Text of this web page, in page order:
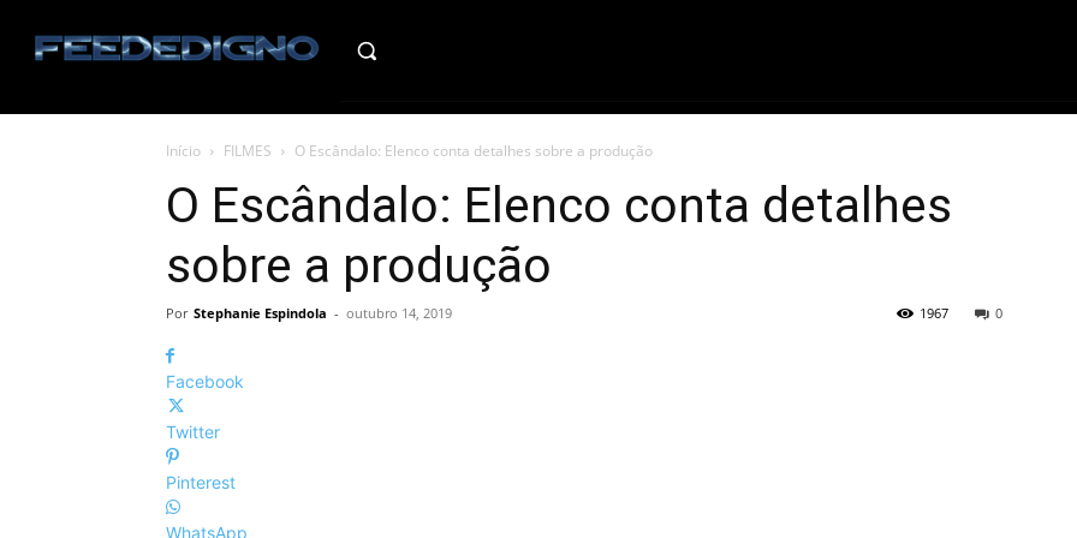
Início FILMES O Escândalo: Elenco conta detalhes sobre a produção
O Escândalo: Elenco conta detalhes
sobre a produção
Por Stephanie Espindola - outubro 14, 2019 0
1967
Facebook
Twitter
Pinterest
WhatsApp